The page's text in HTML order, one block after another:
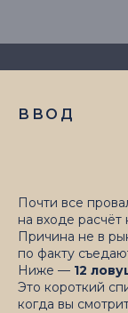
ВВОД
Почти все
на входе
Причина не в
по факту
Ниже — 12
Это короткий
когда вы